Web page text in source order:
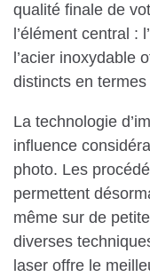
qualité finale de
l’élément central :
l’acier inoxydable
distincts en termes
La technologie
influence
photo. Les
permettent
même sur de
diverses
laser offre le